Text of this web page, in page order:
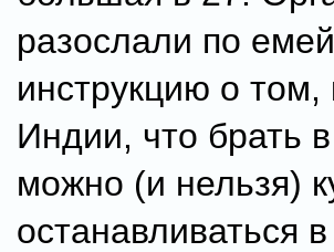
разослали по
инструкцию о том,
Индии, что брать
можно (и нельзя)
останавливаться